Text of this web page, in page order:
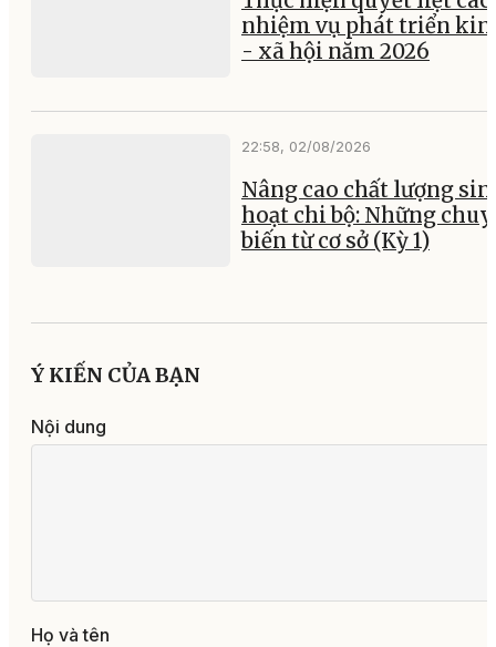
nhiệm vụ phát triển
- xã hội năm 2026
22:58, 02/08/2026
Nâng cao chất lượng
hoạt chi bộ: Những
biến từ cơ sở (Kỳ 1)
Ý KIẾN CỦA BẠN
Nội dung
Họ và tên